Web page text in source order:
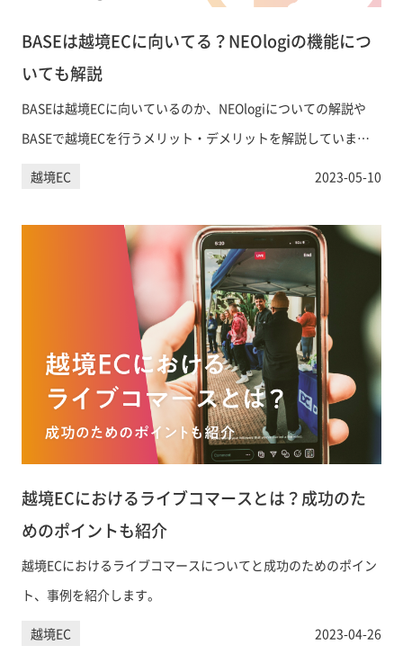
BASEは越境ECに向いてる？NEOlogiの機能につ
いても解説
BASEは越境ECに向いているのか、NEOlogiについての解説や
BASEで越境ECを行うメリット・デメリットを解説していま
す。
越境EC 2023-05-10
越境ECにおけるライブコマースとは？成功のた
めのポイントも紹介
越境ECにおけるライブコマースについてと成功のためのポイン
ト、事例を紹介します。
越境EC 2023-04-26